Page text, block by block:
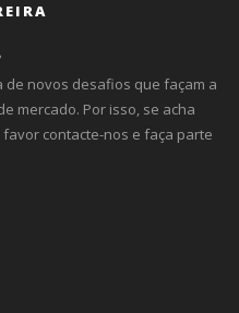
de novos desafios que façam a
mercado. Por isso, se acha
contacte-nos e faça parte